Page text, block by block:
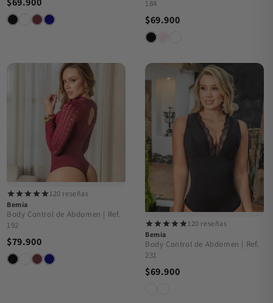
184
$69.900
120 reseñas
Bemia
Body Control de Abdomen | Ref.
192
$79.900
120 reseñas
Bemia
Body Control de Abdomen | Ref.
231
$69.900